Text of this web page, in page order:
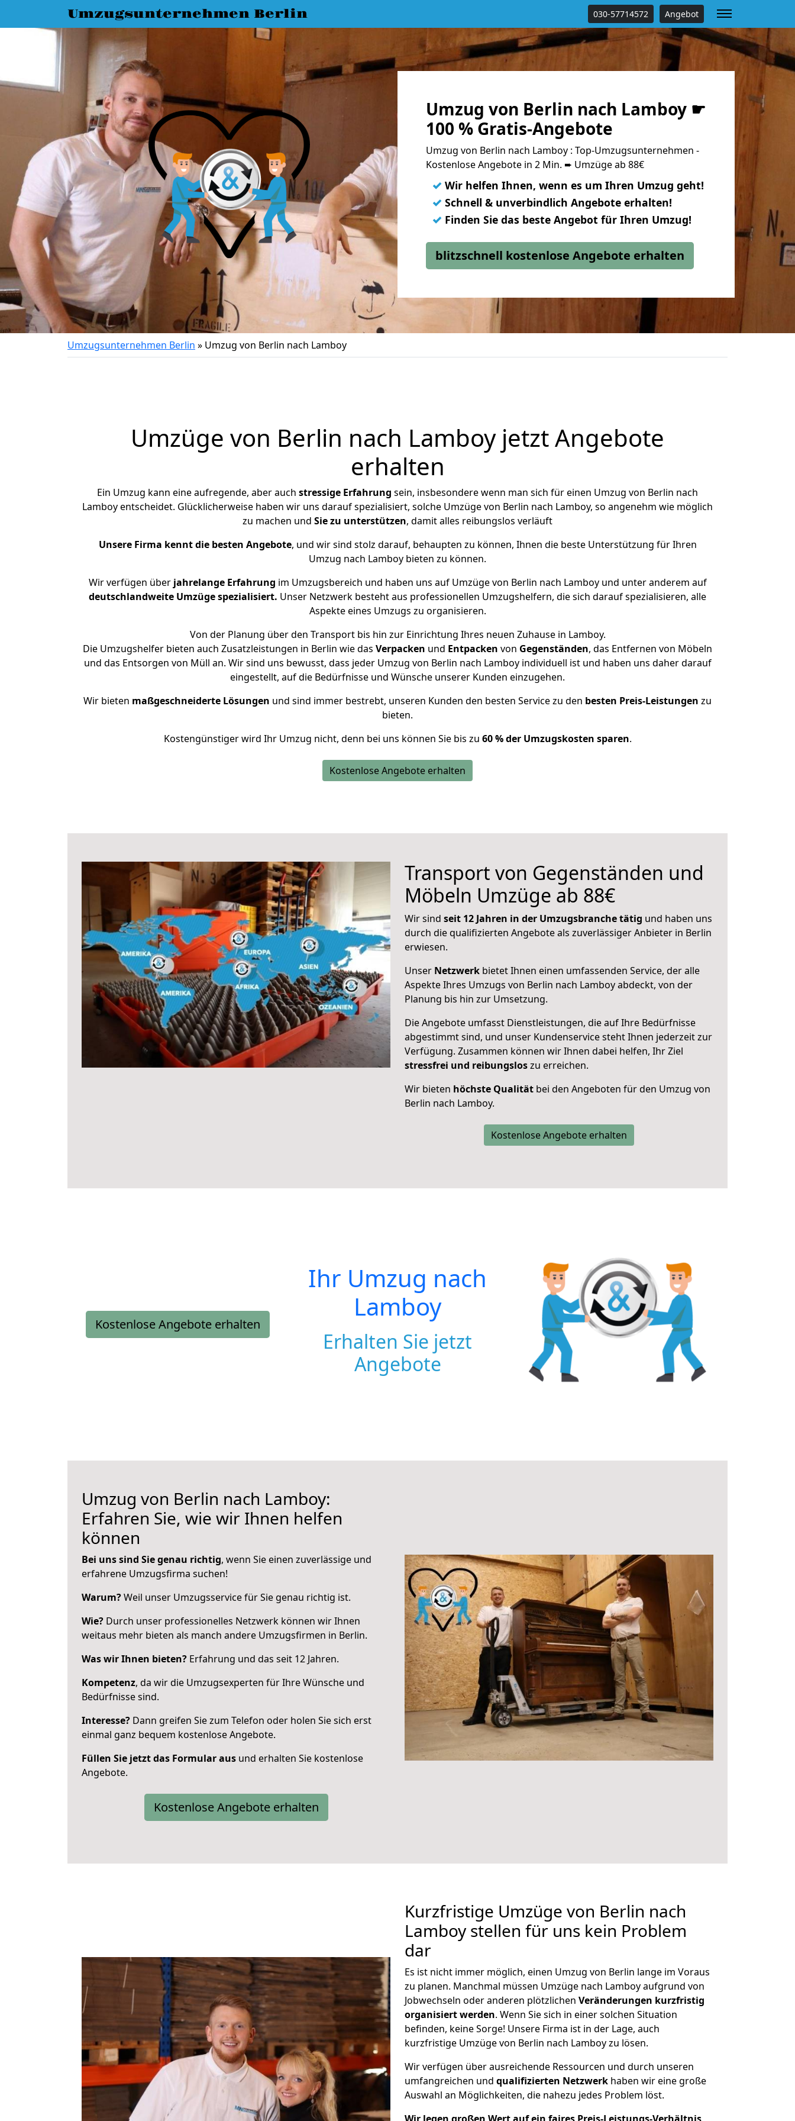
Umzugsunternehmen Berlin 030-57714572 Angebot
Umzug von Berlin nach Lamboy ☛
100 % Gratis-Angebote
Umzug von Berlin nach Lamboy : Top-Umzugsunternehmen -
Kostenlose Angebote in 2 Min. ➨ Umzüge ab 88€
✓ Wir helfen Ihnen, wenn es um Ihren Umzug geht!
✓ Schnell & unverbindlich Angebote erhalten!
✓ Finden Sie das beste Angebot für Ihren Umzug!
blitzschnell kostenlose Angebote erhalten
Umzugsunternehmen Berlin » Umzug von Berlin nach Lamboy
Umzüge von Berlin nach Lamboy jetzt Angebote
erhalten
Ein Umzug kann eine aufregende, aber auch stressige Erfahrung sein, insbesondere wenn man sich für einen Umzug von Berlin nach
Lamboy entscheidet. Glücklicherweise haben wir uns darauf spezialisiert, solche Umzüge von Berlin nach Lamboy, so angenehm wie möglich
zu machen und Sie zu unterstützen, damit alles reibungslos verläuft
Unsere Firma kennt die besten Angebote, und wir sind stolz darauf, behaupten zu können, Ihnen die beste Unterstützung für Ihren
Umzug nach Lamboy bieten zu können.
Wir verfügen überjahrelange Erfahrung im Umzugsbereich und haben uns auf Umzüge von Berlin nach Lamboy und unter anderem auf
deutschlandweite Umzüge spezialisiert. Unser Netzwerk besteht aus professionellen Umzugshelfern, die sich darauf spezialisieren, alle
Aspekte eines Umzugs zu organisieren.
Von der Planung über den Transport bis hin zur Einrichtung Ihres neuen Zuhause in Lamboy.
Die Umzugshelfer bieten auch Zusatzleistungen in Berlin wie das Verpacken und Entpacken von Gegenständen, das Entfernen von Möbeln
und das Entsorgen von Müll an. Wir sind uns bewusst, dass jeder Umzug von Berlin nach Lamboy individuell ist und haben uns daher darauf
eingestellt, auf die Bedürfnisse und Wünsche unserer Kunden einzugehen.
Wir bieten maßgeschneiderte Lösungen und sind immer bestrebt, unseren Kunden den besten Service zu den besten Preis-Leistungen zu
bieten.
Kostengünstiger wird Ihr Umzug nicht, denn bei uns können Sie bis zu 60 % der Umzugskosten sparen.
Kostenlose Angebote erhalten
Transport von Gegenständen und
Möbeln Umzüge ab 88€
Wir sind seit 12 Jahren in der Umzugsbranche tätig und haben uns
durch die qualifizierten Angebote als zuverlässiger Anbieter in Berlin
erwiesen.
Unser Netzwerk bietet Ihnen einen umfassenden Service, der alle
Aspekte Ihres Umzugs von Berlin nach Lamboy abdeckt, von der
Planung bis hin zur Umsetzung.
Die Angebote umfasst Dienstleistungen, die auf Ihre Bedürfnisse
abgestimmt sind, und unser Kundenservice steht Ihnen jederzeit zur
Verfügung. Zusammen können wir Ihnen dabei helfen, Ihr Ziel
stressfrei und reibungsloszu erreichen.
Wir bieten höchste Qualität bei den Angeboten für den Umzug von
Berlin nach Lamboy.
Kostenlose Angebote erhalten
Kostenlose Angebote erhalten
Ihr Umzug nach
Lamboy
Erhalten Sie jetzt
Angebote
Umzug von Berlin nach Lamboy:
Erfahren Sie, wie wir Ihnen helfen
können
Bei uns sind Sie genau richtig, wenn Sie einen zuverlässige und
erfahrene Umzugsfirma suchen!
Warum?Weil unser Umzugsservice für Sie genau richtig ist.
Wie? Durch unser professionelles Netzwerk können wir Ihnen
weitaus mehr bieten als manch andere Umzugsfirmen in Berlin.
Was wir Ihnen bieten? Erfahrung und das seit 12 Jahren.
Kompetenz, da wir die Umzugsexperten für Ihre Wünsche und
Bedürfnisse sind.
Interesse? Dann greifen Sie zum Telefon oder holen Sie sich erst
einmal ganz bequem kostenlose Angebote.
Füllen Sie jetzt das Formular aus und erhalten Sie kostenlose
Angebote.
Kostenlose Angebote erhalten
Kurzfristige Umzüge von Berlin nach
Lamboy stellen für uns kein Problem
dar
Es ist nicht immer möglich, einen Umzug von Berlin lange im Voraus
zu planen. Manchmal müssen Umzüge nach Lamboy aufgrund von
Jobwechseln oder anderen plötzlichen Veränderungen kurzfristig
organisiert werden. Wenn Sie sich in einer solchen Situation
befinden, keine Sorge! Unsere Firma ist in der Lage, auch
kurzfristige Umzüge von Berlin nach Lamboy zu lösen.
Wir verfügen über ausreichende Ressourcen und durch unseren
umfangreichen und qualifizierten Netzwerk haben wir eine große
Auswahl an Möglichkeiten, die nahezu jedes Problem löst.